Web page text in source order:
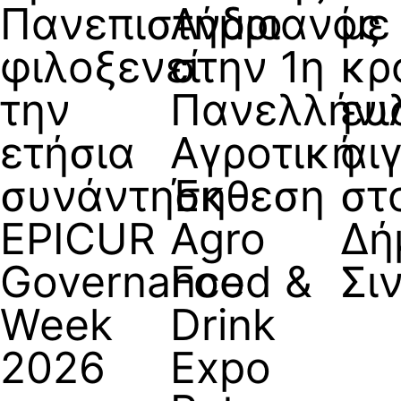
Πανεπιστήμιο
φιλοξενεί
την
ετήσια
συνάντηση
EPICUR
Governance
Week
2026
Ανδριανός
στην 1η
Αγροτική
Έκθεση
Agro
Food &
Drink
Expo
με